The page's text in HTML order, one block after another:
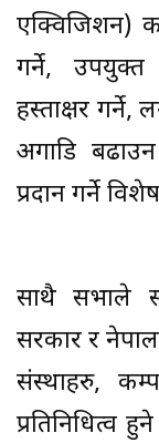
एक्विजिशन)
गर्ने, उपयुक्त
हस्ताक्षर गर्ने,
अगाडि
प्रदान गर्ने
साथै सभाले
सरकार र नेपाल
संस्थाहरु,
प्रतिनिधित्व